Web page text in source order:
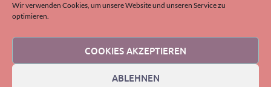
Wir verwenden Cookies, um unsere Website und unseren Service zu
optimieren.
COOKIES AKZEPTIEREN
ABLEHNEN